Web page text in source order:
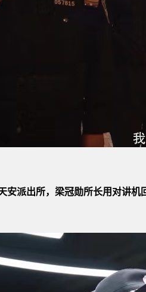
安派出所，梁冠勋所长用对讲